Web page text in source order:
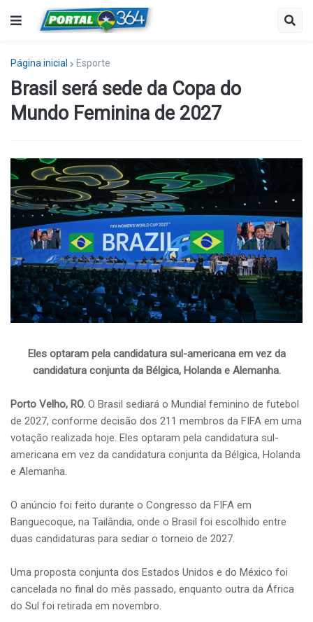
Página inicial Esporte
Brasil será sede da Copa do
Mundo Feminina de 2027
Eles optaram pela candidatura sul-americana em vez da
candidatura conjunta da Bélgica, Holanda e Alemanha.
Porto Velho, RO. O Brasil sediará o Mundial feminino de futebol
de 2027, conforme decisão dos 211 membros da FIFA em uma
votação realizada hoje. Eles optaram pela candidatura sul-
americana em vez da candidatura conjunta da Bélgica, Holanda
e Alemanha.
O anúncio foi feito durante o Congresso da FIFA em
Banguecoque, na Tailândia, onde o Brasil foi escolhido entre
duas candidaturas para sediar o torneio de 2027.
Uma proposta conjunta dos Estados Unidos e do México foi
cancelada no final do mês passado, enquanto outra da África
do Sul foi retirada em novembro.